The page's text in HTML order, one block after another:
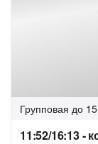
Групповая до
11:52/16:13 -